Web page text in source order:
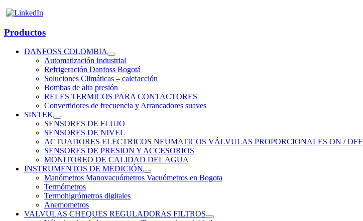
Productos
DANFOSS COLOMBIA
Automatización Industrial
Refrigeración Danfoss Bogotá
Soluciones Climáticas – calefacción
Bombas de alta presión
RELES TERMICOS PARA CONTACTORES
Convertidores de frecuencia y Arrancadores suaves
SINTEK
SENSORES DE FLUJO
SENSORES DE NIVEL
ACTUADORES ELECTRICOS NEUMATICOS VÁLVULAS PROPORCIONALES ON / OFF
SENSORES DE PRESION Y ACCESORIOS
MONITOREO DE CALIDAD DEL AGUA
INSTRUMENTOS DE MEDICIÓN
Manómetros Manovacuómetros Vacuómetros en Bogota
Termómetros
Termohigrómetros digitales
Anemometros
VALVULAS CHEQUES REGULADORAS FILTROS